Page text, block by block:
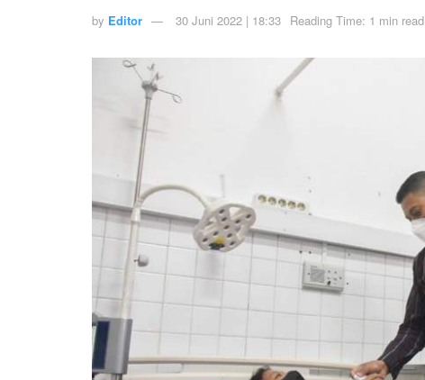
by Editor 30 Juni 2022 | 18:33 Reading Time: 1 min read